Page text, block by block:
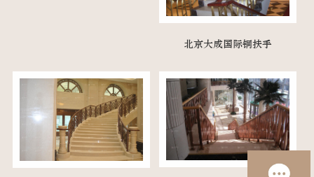
北京大成国际铜扶手